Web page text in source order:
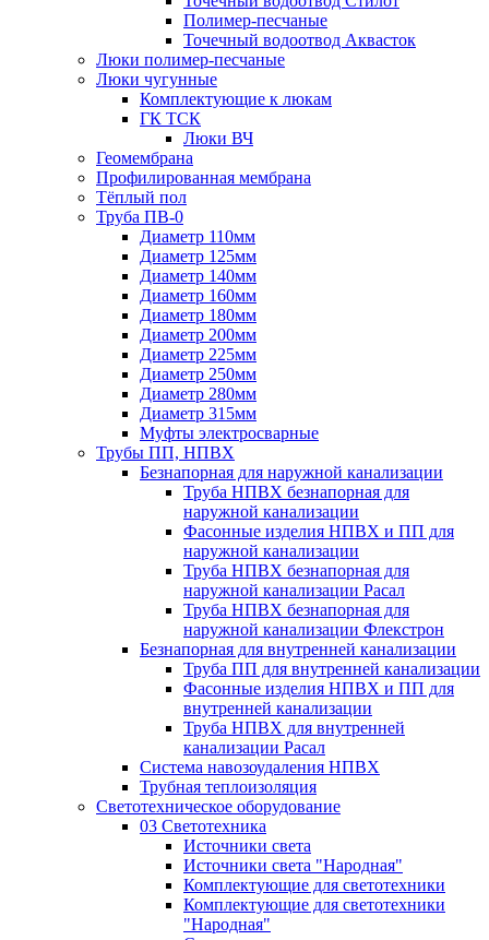
Полимер-песчаные
Точечный водоотвод Аквасток
Люки полимер-песчаные
Люки чугунные
Комплектующие к люкам
ГК ТСК
Люки ВЧ
Геомембрана
Профилированная мембрана
Тёплый пол
Труба ПВ-0
Диаметр 110мм
Диаметр 125мм
Диаметр 140мм
Диаметр 160мм
Диаметр 180мм
Диаметр 200мм
Диаметр 225мм
Диаметр 250мм
Диаметр 280мм
Диаметр 315мм
Муфты электросварные
Трубы ПП, НПВХ
Безнапорная для наружной канализации
Труба НПВХ безнапорная для
наружной канализации
Фасонные изделия НПВХ и ПП для
наружной канализации
Труба НПВХ безнапорная для
наружной канализации Расал
Труба НПВХ безнапорная для
наружной канализации Флекстрон
Безнапорная для внутренней канализации
Труба ПП для внутренней канализации
Фасонные изделия НПВХ и ПП для
внутренней канализации
Труба НПВХ для внутренней
канализации Расал
Система навозоудаления НПВХ
Трубная теплоизоляция
Светотехническое оборудование
03 Светотехника
Источники света
Источники света "Народная"
Комплектующие для светотехники
Комплектующие для светотехники
"Народная"